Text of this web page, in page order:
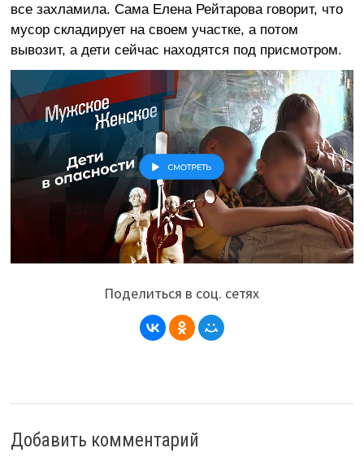
все захламила. Сама Елена Рейтарова говорит, что
мусор складирует на своем участке, а потом
вывозит, а дети сейчас находятся под присмотром.
Поделиться в соц. сетях
Добавить комментарий